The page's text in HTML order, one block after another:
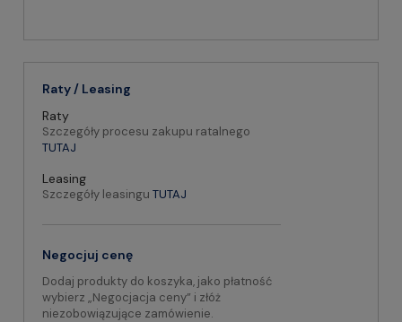
Raty / Leasing
Raty
Szczegóły procesu zakupu ratalnego
TUTAJ
Leasing
Szczegóły leasingu TUTAJ
Negocjuj cenę
Dodaj produkty do koszyka, jako płatność
wybierz „Negocjacja ceny” i złóż
niezobowiązujące zamówienie.